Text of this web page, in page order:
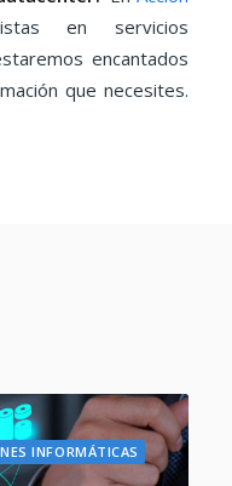
en servicios
encantados
que necesites.
INFORMÁTICAS